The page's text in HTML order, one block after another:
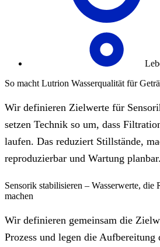
So macht Lutrion Wasserqualität für
Wir definieren Zielwerte für
setzen Technik so um, dass
laufen. Das reduziert Stillstände,
reproduzierbar und Wartung planbar.
Sensorik stabilisieren – Wasserwerte, die
machen
Wir definieren gemeinsam die
Prozess und legen die Aufbereitung